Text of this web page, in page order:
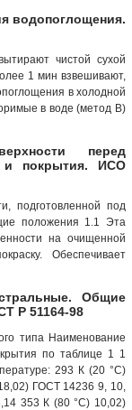
водопоглощения.
чистой сухой
1 мин взвешивают,
в холодной
в воде (метод В)
перед
и покрытия. ИСО
подготовленной под
положения 1.1 Эта
на очищенной
Обеспечивает
Общие
Р 51164-98
типа Наименование
по таблице 1 1
293 К (20 °С)
ГОСТ 14236 9, 10,
353 К (80 °С) 10,02)